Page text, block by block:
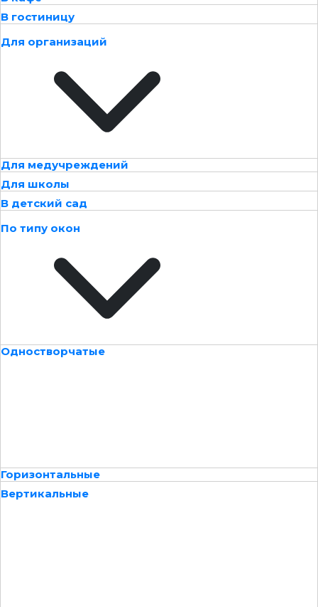
В гостиницу
Для организаций
Для медучреждений
Для школы
В детский сад
По типу окон
Одностворчатые
Горизонтальные
Вертикальные